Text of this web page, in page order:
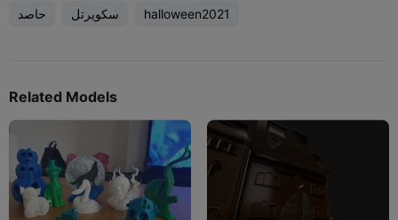
حاصد سكويرتل halloween2021
Related Models